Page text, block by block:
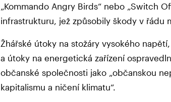
„Kommando Angry Birds“ nebo „Switch
infrastrukturu, jež způsobily škody v řádu
Žhářské útoky na stožáry vysokého
a útoky na energetická zařízení
občanské společnosti jako „občanskou
kapitalismu a ničení klimatu“.